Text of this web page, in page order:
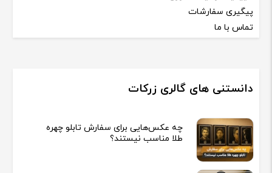
پیگیری سفارشات
تماس با ما
دانستنی های گالری زرکات
چه عکس‌هایی برای سفارش تابلو چهره
طلا مناسب نیستند؟